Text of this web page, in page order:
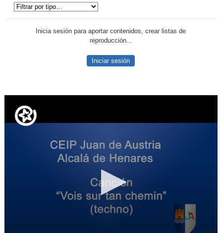
Inicia sesión para aportar contenidos, crear listas de
reproducción...
Iniciar sesión